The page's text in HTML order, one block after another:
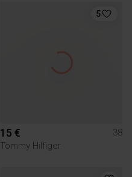
5
15 €
38
Tommy Hilfiger